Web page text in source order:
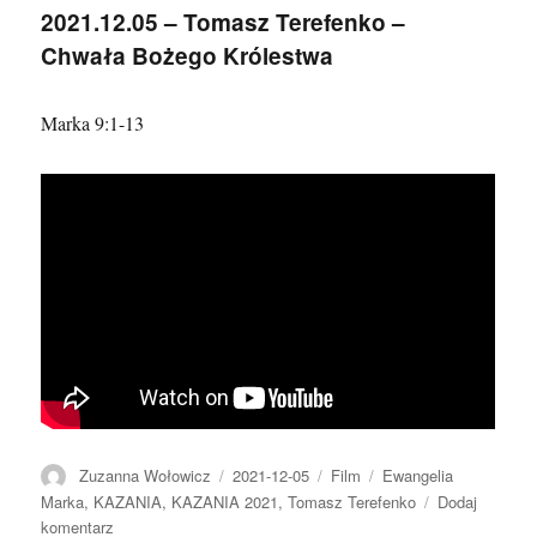
Wantuch
2021.12.05 – Tomasz Terefenko –
Chwała Bożego Królestwa
Marka 9:1-13
Autor
Zuzanna Wołowicz
Data
publikacji
2021-12-05 Format
Film Kategorie
Ewangelia
Marka, KAZANIA, KAZANIA 2021,Tomasz Terefenko
Dodaj
komentarz